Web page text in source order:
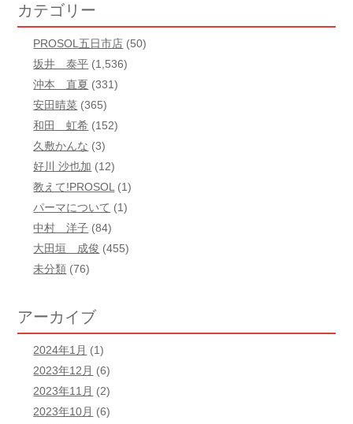
カテゴリー
PROSOL五日市店 (50)
坂井 泰平 (1,536)
沖本 直夏 (331)
安田晴菜 (365)
和田 虹希 (152)
久敷かんな (3)
好川 沙也加 (12)
教えて!PROSOL (1)
パーマについて (1)
中村 洋子 (84)
大田垣 成俊 (455)
未分類 (76)
アーカイブ
2024年1月 (1)
2023年12月 (6)
2023年11月 (2)
2023年10月 (6)